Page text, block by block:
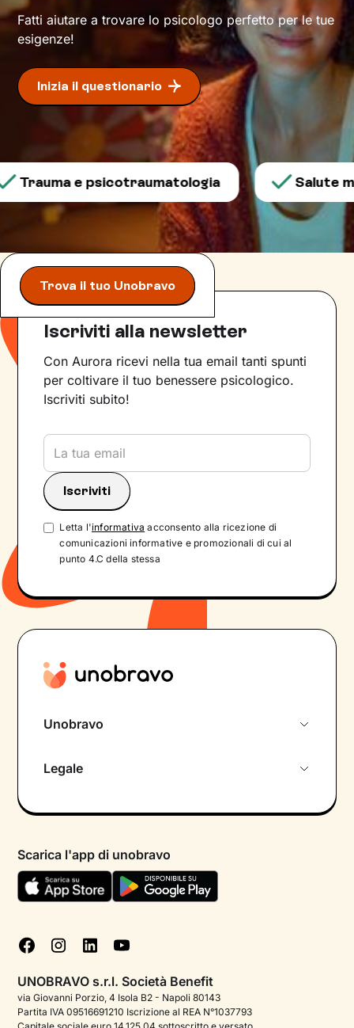
Fatti aiutare a trovare lo psicologo perfetto per le tue
esigenze!
Inizia il questionario
Trauma e psicotraumatologia Salute
Trova il tuo Unobravo
Iscriviti alla newsletter
Con Aurora ricevi nella tua email tanti spunti
per coltivare il tuo benessere psicologico.
Iscriviti subito!
Letta l'informativa acconsento alla ricezione di
comunicazioni informative e promozionali di cui al
punto 4.C della stessa
Unobravo
Psicologo in chat
Aiuto urgente
FAQ
Podcast di psicologia
Corporate
Legale
Termini e condizioni
Informativa Privacy
Cookie policy
Gestisci cookie
Scarica l'app di unobravo
UNOBRAVO s.r.l. Società Benefit
via Giovanni Porzio, 4 Isola B2 - Napoli 80143
Partita IVA 09516691210 Iscrizione al REA N°1037793